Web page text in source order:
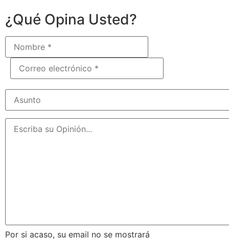
¿Qué Opina Usted?
Por si acaso, su email no se mostrará